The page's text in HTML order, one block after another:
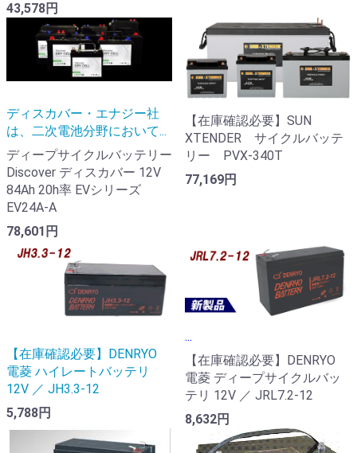
43,578円
ディスカバー・エナジー社
は、二次電池分野において...
ディープサイクルバッテリー
Discover ディスカバー 12V
84Ah 20h率 EVシリーズ
EV24A-A
78,601円
【在庫確認必要】SUN
XTENDER サイクルバッテ
リー PVX-340T
77,169円
【在庫確認必要】DENRYO
電菱 ハイレートバッテリ
12V ／ JH3.3-12
5,788円
...
【在庫確認必要】DENRYO
電菱 ディープサイクルバッ
テリ 12V ／ JRL7.2-12
8,632円